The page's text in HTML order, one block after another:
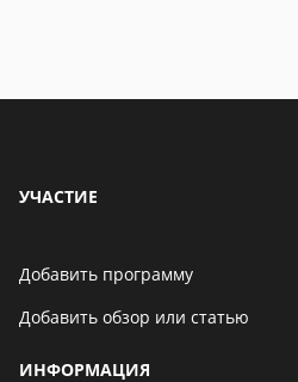
УЧАСТИЕ
Добавить программу
Добавить обзор или статью
ИНФОРМАЦИЯ